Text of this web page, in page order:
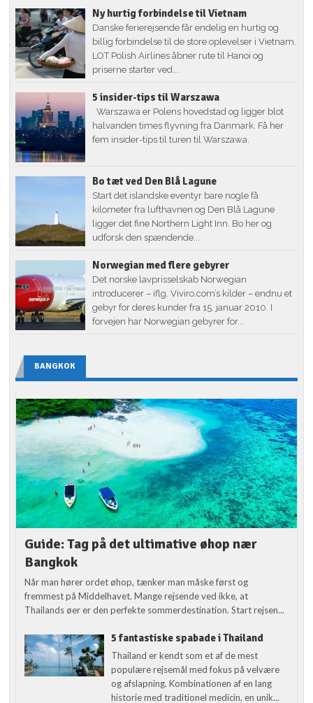
Ny hurtig forbindelse til Vietnam
Danske ferierejsende får endelig en hurtig og
billig forbindelse til de store oplevelser i Vietnam.
LOT Polish Airlines åbner rute til Hanoi og
priserne starter ved...
5 insider-tips til Warszawa
Warszawa er Polens hovedstad og ligger blot
halvanden times flyvning fra Danmark. Få her
fem insider-tips til turen til Warszawa.
Bo tæt ved Den Blå Lagune
Start det islandske eventyr bare nogle få
kilometer fra lufthavnen og Den Blå Lagune
ligger det fine Northern Light Inn. Bo her og
udforsk den spændende...
Norwegian med flere gebyrer
Det norske lavprisselskab Norwegian
introducerer – iflg. Viviro.com’s kilder – endnu et
gebyr for deres kunder fra 15. januar 2010. I
forvejen har Norwegian gebyrer for...
BANGKOK
Guide: Tag på det ultimative øhop nær
Bangkok
Når man hører ordet øhop, tænker man måske først og
fremmest på Middelhavet. Mange rejsende ved ikke, at
Thailands øer er den perfekte sommerdestination. Start rejsen...
5 fantastiske spabade i Thailand
Thailand er kendt som et af de mest
populære rejsemål med fokus på velvære
og afslapning. Kombinationen af en lang
historie med traditionel medicin, en unik...